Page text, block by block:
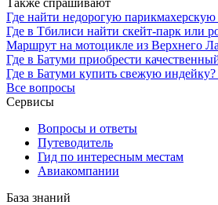
Где найти недорогую
Где в Тбилиси найти скейт-парк или
Маршрут на мотоцикле из Верхнего
Где в Батуми приобрести
Где в Батуми купить свежую
Все вопросы
Сервисы
Вопросы и ответы
Путеводитель
Гид по интересным местам
Авиакомпании
База знаний